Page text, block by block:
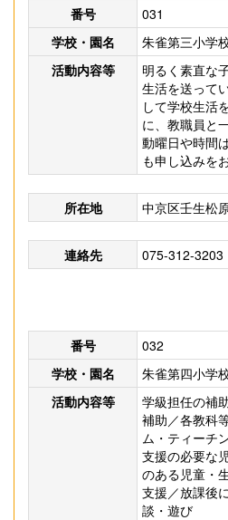
番号
031
学校・園名
朱雀第三小学
活動内容等
明るく素直な
生活を送って
して学校生活
に、教職員と
動曜日や時間
も申し込みを
所在地 中京区壬生松
連絡先 075-312-3203
番号
032
学校・園名
朱雀第四小学
活動内容等
学級担任の補
補助／各教科
ム・ティーチ
支援の必要な
のある児童・
支援／放課後
談・遊び